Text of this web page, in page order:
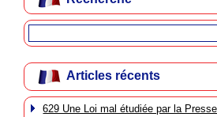
Articles récents
629 Une Loi mal étudiée par la Presse